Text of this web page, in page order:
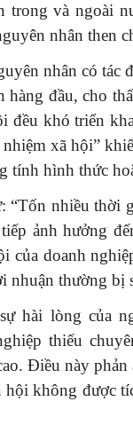
trong và ngoài
nhân then
nhân có tác
hàng đầu, cho
đều khó triển
xã hội”
tính hình thức
“Tốn nhiều thời
ảnh hưởng
của doanh
nhuận thường bị
hài lòng của
thiếu
Điều này phản
không được